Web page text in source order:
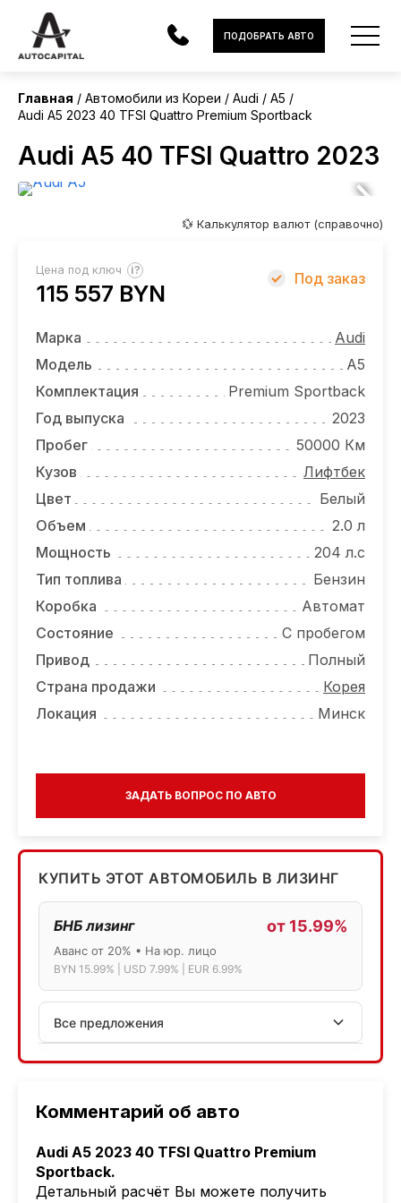
АВТОМОБИЛИ
ЭЛЕКТРОМОБИЛИ
УСЛУГИ
НОВОСТИ
ОТЗЫВЫ
ВАКАНСИИ
О КОМПАНИИ
КОНТАКТЫ
ПОДОБРАТЬ АВТО
Главная Автомобили из Кореи Audi
A5
Audi A5 2023 40 TFSI Quattro Premium Sportback
Audi A5 40 TFSI Quattro 2023
Корея
Комментарий об авто
Audi A5 2023 40 TFSI Quattro Premium
Sportback.
Детальный расчёт Вы можете получить
💱 Калькулятор валют (справочно)
Цена под ключ ?
115 557 BYN
Под заказ
Марка
Audi
Модель
A5
Комплектация
Premium Sportback
Год выпуска
2023
Пробег
50000 Км
Кузов
Лифтбек
Цвет
Белый
Объем
2.0 л
Мощность
204 л.с
Тип топлива
Бензин
Коробка
Автомат
Состояние
С пробегом
Привод
Полный
Страна продажи
Корея
Локация
Минск
ЗАДАТЬ ВОПРОС ПО АВТО
КУПИТЬ ЭТОТ АВТОМОБИЛЬ В ЛИЗИНГ
БНБ лизинг от 15.99%
Аванс от 20% • На юр. лицо
BYN 15.99% | USD 7.99% | EUR 6.99%
Все предложения
АСБ лизинг
Лизинг: BYN 17% | USD 7.99% | EUR 6.99%
Также доступен кредит "Проще простого" 18.9%